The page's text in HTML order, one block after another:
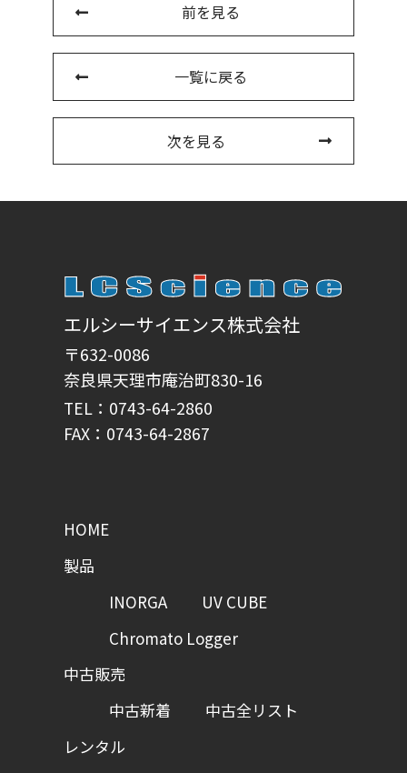
前を見る
一覧に戻る
次を見る
エルシーサイエンス株式会社
〒632-0086
奈良県天理市庵治町830-16
TEL：0743-64-2860
FAX：0743-64-2867
HOME
製品
INORGA
UV CUBE
Chromato Logger
中古販売
中古新着
中古全リスト
レンタル